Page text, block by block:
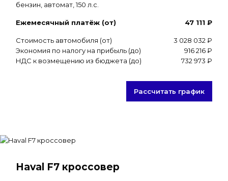
бензин, автомат, 150 л.с.
Ежемесячный платёж (от) 47 111 ₽
Стоимость автомобиля (от)
3 028 032 ₽
Экономия по налогу на прибыль (до)
916 216 ₽
НДС к возмещению из бюджета (до)
732 973 ₽
Рассчитать график
Haval F7 кроссовер